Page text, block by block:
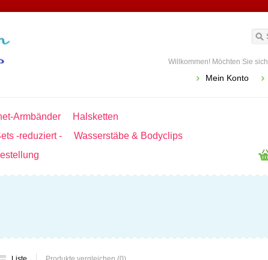
Willkommen! Möchten Sie sich
Mein Konto
Armbänder
Halsketten
-reduziert -
Wasserstäbe & Bodyclips